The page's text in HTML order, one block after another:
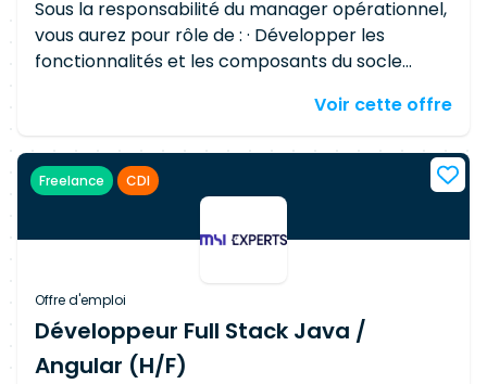
Sous la responsabilité du manager opérationnel,
vous aurez pour rôle de : · Développer les
fonctionnalités et les composants du socle
Business Analysts, en appliquant les principes
basées sur des microservices, l'architecture
hexagonale et l'approche DDD (Domain Driven
et les design patterns. · Appliquer la démarche
exécuter les tests unitaires et d'intégration, puis
corriger les anomalies. · Implémenter les
fonctionnalités de sécurité, appliquer strictes
directives de sécurité applicative et concevoir
Voir cette offre
Freelance CDI
Offre d'emploi
Développeur Full Stack Java /
Angular (H/F)